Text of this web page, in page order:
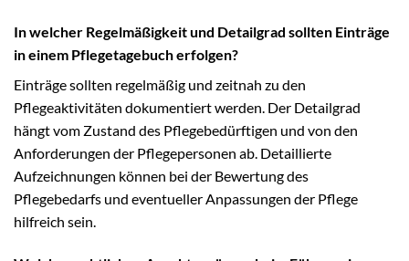
In welcher Regelmäßigkeit und Detailgrad sollten Einträge
in einem Pflegetagebuch erfolgen?
Einträge sollten regelmäßig und zeitnah zu den
Pflegeaktivitäten dokumentiert werden. Der Detailgrad
hängt vom Zustand des Pflegebedürftigen und von den
Anforderungen der Pflegepersonen ab. Detaillierte
Aufzeichnungen können bei der Bewertung des
Pflegebedarfs und eventueller Anpassungen der Pflege
hilfreich sein.